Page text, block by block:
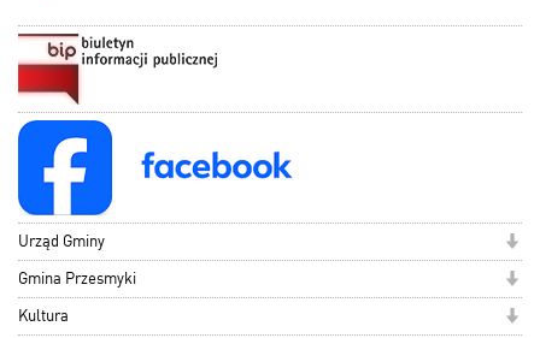
Urząd Gminy
Gmina Przesmyki
Kultura